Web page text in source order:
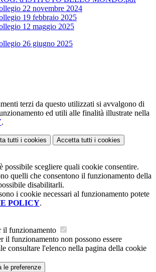
22 novembre 2024
19 febbraio 2025
12 maggio 2025
26 giugno 2025
terzi da questo utilizzati si avvalgono di
ed utili alle finalità illustrate nella
.
tutti i cookies Accetta tutti i cookies
possibile scegliere quali cookie consentire.
quelli che consentono il funzionamento della
disabilitarli.
i cookie necessari al funzionamento potete
POLICY.
il funzionamento
il funzionamento non possono essere
consultare l'elenco nella pagina della cookie
le preferenze